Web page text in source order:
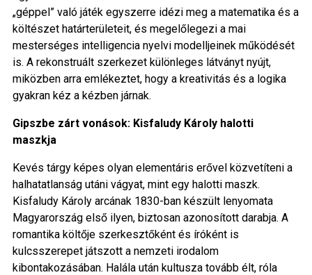
„géppel” való játék egyszerre idézi meg a matematika és a
költészet határterületeit, és megelőlegezi a mai
mesterséges intelligencia nyelvi modelljeinek működését
is. A rekonstruált szerkezet különleges látványt nyújt,
miközben arra emlékeztet, hogy a kreativitás és a logika
gyakran kéz a kézben járnak.
Gipszbe zárt vonások: Kisfaludy Károly halotti
maszkja
Kevés tárgy képes olyan elementáris erővel közvetíteni a
halhatatlanság utáni vágyat, mint egy halotti maszk.
Kisfaludy Károly arcának 1830-ban készült lenyomata
Magyarország első ilyen, biztosan azonosított darabja. A
romantika költője szerkesztőként és íróként is
kulcsszerepet játszott a nemzeti irodalom
kibontakozásában. Halála után kultusza tovább élt, róla